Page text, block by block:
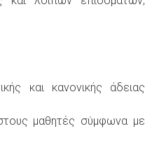
και κανονικής άδειας
μαθητές σύμφωνα με